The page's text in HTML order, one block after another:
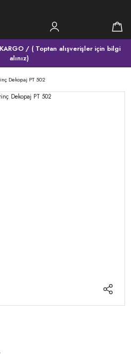
/ ( Toptan alışverişler için bilgi
alınız)
Dekopaj PT 502